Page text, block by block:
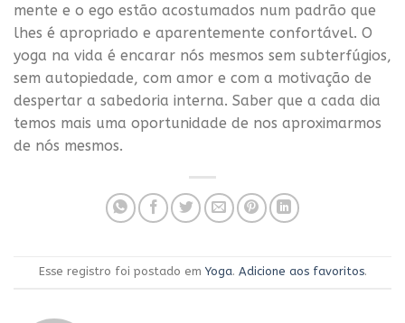
mente e o ego estão acostumados num padrão que
lhes é apropriado e aparentemente confortável. O
yoga na vida é encarar nós mesmos sem subterfúgios,
sem autopiedade, com amor e com a motivação de
despertar a sabedoria interna. Saber que a cada dia
temos mais uma oportunidade de nos aproximarmos
de nós mesmos.
Esse registro foi postado em Yoga. Adicione aos favoritos.